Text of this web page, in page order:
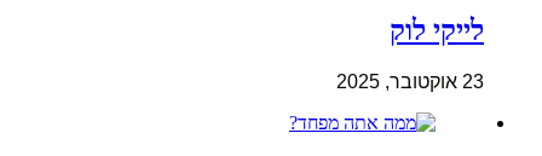
לייקי לוק
23 אוקטובר, 2025